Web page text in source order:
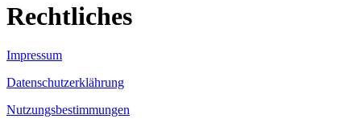
Rechtliches
Impressum
Datenschutzerklährung
Nutzungsbestimmungen